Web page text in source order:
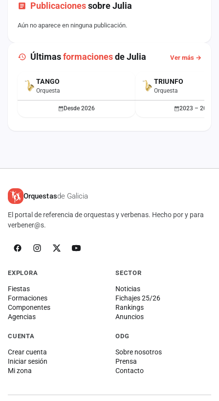
Publicacionessobre Julia
Aún no aparece en ninguna publicación.
Últimasformacionesde Julia Ver más →
ACTUALTANGO
Orquesta
Desde 2026
TRIUNFO
Orquesta
2023 – 2025
Orquestasde Galicia
El portal de referencia de orquestas y verbenas. Hecho por y para
verbener@s.
EXPLORA
Fiestas
Formaciones
Componentes
Agencias
SECTOR
Noticias
Fichajes 25/26
Rankings
Anuncios
CUENTA
Crear cuenta
Iniciar sesión
Mi zona
ODG
Sobre nosotros
Prensa
Contacto